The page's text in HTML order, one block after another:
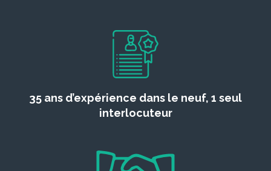
35 ans d’expérience dans le neuf, 1 seul
interlocuteur